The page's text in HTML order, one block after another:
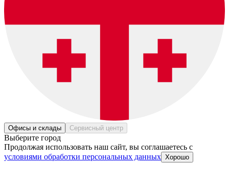
Офисы и склады Сервисный центр
Выберите город
Продолжая использовать наш сайт, вы соглашаетесь c
условиями обработки персональных данных Хорошо